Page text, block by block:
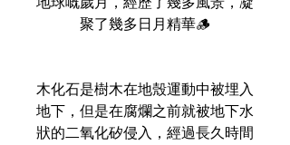
聚了幾多日月精華🪵
木化石是樹木在地殼運動中被埋入
地下，但是在腐爛之前就被地下水
狀的二氧化矽侵入，經過長久時間